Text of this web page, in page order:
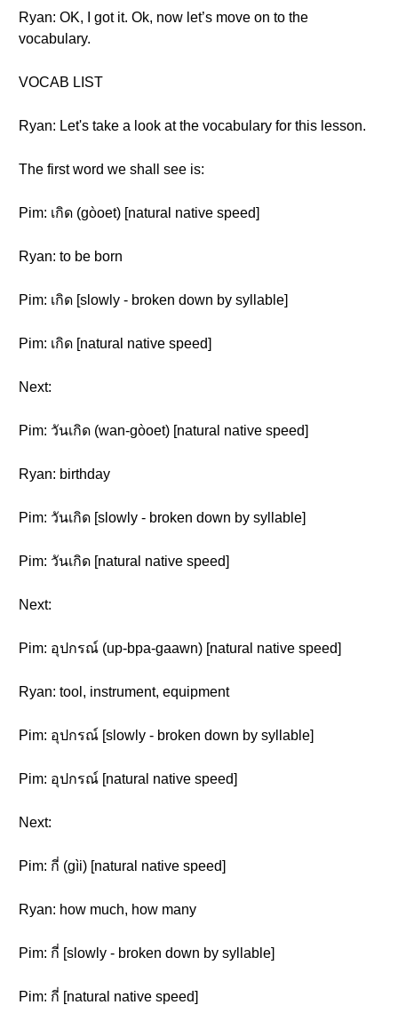
Ryan: OK, I got it. Ok, now let’s move on to the
vocabulary.
VOCAB LIST
Ryan: Let's take a look at the vocabulary for this lesson.
The first word we shall see is:
Pim: เกิด (gòoet) [natural native speed]
Ryan: to be born
Pim: เกิด [slowly - broken down by syllable]
Pim: เกิด [natural native speed]
Next:
Pim: วันเกิด (wan-gòoet) [natural native speed]
Ryan: birthday
Pim: วันเกิด [slowly - broken down by syllable]
Pim: วันเกิด [natural native speed]
Next:
Pim: อุปกรณ์ (up-bpa-gaawn) [natural native speed]
Ryan: tool, instrument, equipment
Pim: อุปกรณ์ [slowly - broken down by syllable]
Pim: อุปกรณ์ [natural native speed]
Next:
Pim: กี่ (gìi) [natural native speed]
Ryan: how much, how many
Pim: กี่ [slowly - broken down by syllable]
Pim: กี่ [natural native speed]